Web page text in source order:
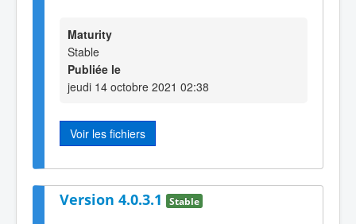
Maturity
Stable
Publiée le
jeudi 14 octobre 2021 02:38
Voir les fichiers
Version 4.0.3.1 Stable